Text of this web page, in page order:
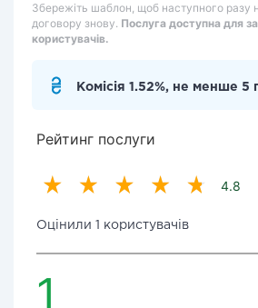
Збережіть шаблон, щоб наступного разу
договору знову. Послуга доступна для
користувачів.
Комісія 1.52%, не менше 5
Рейтинг послуги
4.8
Оцінили 1 користувачів
1